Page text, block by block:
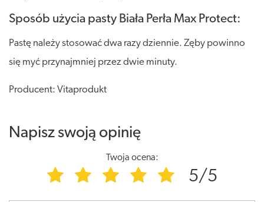
Sposób użycia pasty Biała Perła Max Protect:
Pastę należy stosować dwa razy dziennie. Zęby powinno
się myć przynajmniej przez dwie minuty.
Producent: Vitaprodukt
Napisz swoją opinię
Twoja ocena:
5/5